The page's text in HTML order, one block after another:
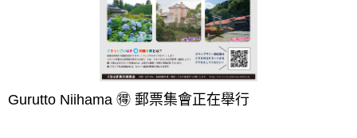
Gurutto Niihama 🉐 郵票集會正在舉行